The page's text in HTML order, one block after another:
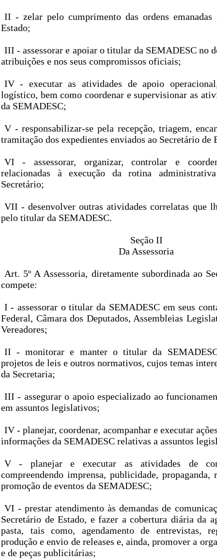
II - zelar pelo cumprimento das ordens emanadas
Estado;
III - assessorar e apoiar o titular da SEMADESC no
atribuições e nos seus compromissos oficiais;
IV - executar as atividades de apoio
logístico, bem como coordenar e supervisionar as
da SEMADESC;
V - responsabilizar-se pela recepção, triagem,
tramitação dos expedientes enviados ao Secretário de
VI - assessorar, organizar, controlar e
relacionadas à execução da rotina
Secretário;
VII - desenvolver outras atividades correlatas que
pelo titular da SEMADESC.
Seção II
Da Assessoria
Art. 5º A Assessoria, diretamente subordinada ao
compete:
I - assessorar o titular da SEMADESC em seus
Federal, Câmara dos Deputados, Assembleias
Vereadores;
II - monitorar e manter o titular da
projetos de leis e outros normativos, cujos temas
da Secretaria;
III - assegurar o apoio especializado ao
em assuntos legislativos;
IV - planejar, coordenar, acompanhar e executar
informações da SEMADESC relativas a assuntos
V - planejar e executar as atividades de
compreendendo imprensa, publicidade, propaganda,
promoção de eventos da SEMADESC;
VI - prestar atendimento às demandas de
Secretário de Estado, e fazer a cobertura diária da
pasta, tais como, agendamento de entrevistas,
produção e envio de releases e, ainda, promover a
e de peças publicitárias;